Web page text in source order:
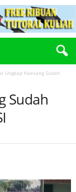
Ungkap Kaesang Sudah
Sudah